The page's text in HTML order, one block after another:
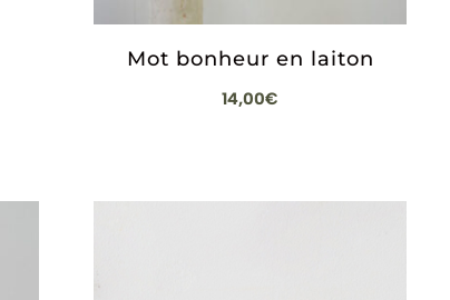
Mot bonheur en laiton
14,00€